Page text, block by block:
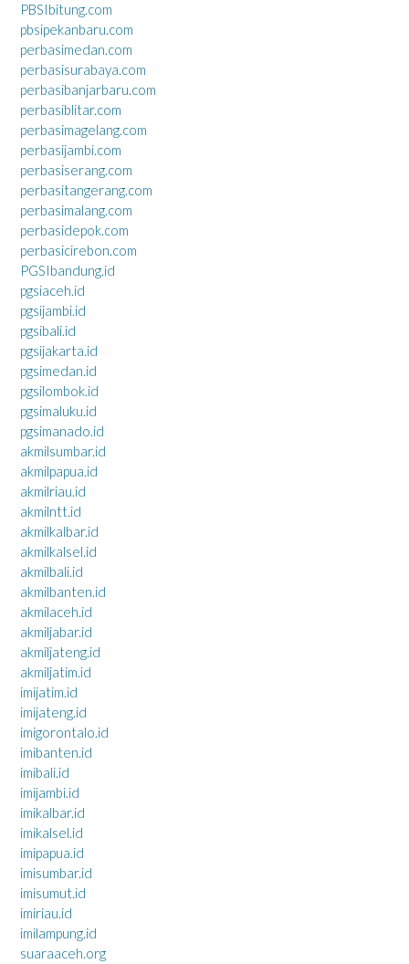
PBSIbitung.com
pbsipekanbaru.com
perbasimedan.com
perbasisurabaya.com
perbasibanjarbaru.com
perbasiblitar.com
perbasimagelang.com
perbasijambi.com
perbasiserang.com
perbasitangerang.com
perbasimalang.com
perbasidepok.com
perbasicirebon.com
PGSIbandung.id
pgsiaceh.id
pgsijambi.id
pgsibali.id
pgsijakarta.id
pgsimedan.id
pgsilombok.id
pgsimaluku.id
pgsimanado.id
akmilsumbar.id
akmilpapua.id
akmilriau.id
akmilntt.id
akmilkalbar.id
akmilkalsel.id
akmilbali.id
akmilbanten.id
akmilaceh.id
akmiljabar.id
akmiljateng.id
akmiljatim.id
imijatim.id
imijateng.id
imigorontalo.id
imibanten.id
imibali.id
imijambi.id
imikalbar.id
imikalsel.id
imipapua.id
imisumbar.id
imisumut.id
imiriau.id
imilampung.id
suaraaceh.org